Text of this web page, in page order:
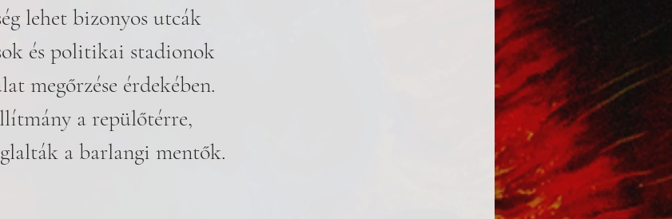
lehet bizonyos utcák
és politikai stadionok
megőrzése érdekében.
a repülőtérre,
a barlangi mentők.